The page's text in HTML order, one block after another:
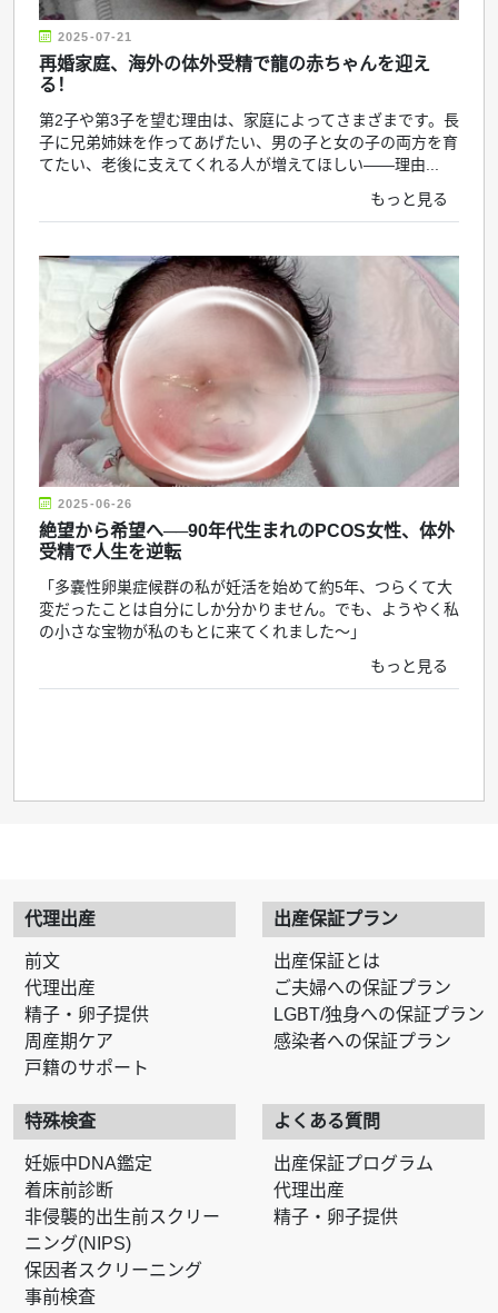
2025-07-21
再婚家庭、海外の体外受精で龍の赤ちゃんを迎え
る！
第2子や第3子を望む理由は、家庭によってさまざまです。長
子に兄弟姉妹を作ってあげたい、男の子と女の子の両方を育
てたい、老後に支えてくれる人が増えてほしい――理由...
もっと見る
2025-06-26
絶望から希望へ──90年代生まれのPCOS女性、体外
受精で人生を逆転
「多嚢性卵巣症候群の私が妊活を始めて約5年、つらくて大
変だったことは自分にしか分かりません。でも、ようやく私
の小さな宝物が私のもとに来てくれました〜」
もっと見る
代理出産
前文
代理出産
精子・卵子提供
周産期ケア
戸籍のサポート
出産保証プラン
出産保証とは
ご夫婦への保証プラン
LGBT/独身への保証プラン
感染者への保証プラン
特殊検査
妊娠中DNA鑑定
着床前診断
非侵襲的出生前スクリー
ニング(NIPS)
保因者スクリーニング
事前検査
よくある質問
出産保証プログラム
代理出産
精子・卵子提供